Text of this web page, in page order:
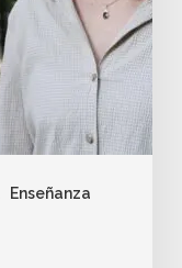
Enseñanza